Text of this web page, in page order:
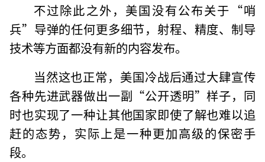
不过除此之外，美国没有公布关于“哨
兵”导弹的任何更多细节，射程、精度、制导
技术等方面都没有新的内容发布。
当然这也正常，美国冷战后通过大肆宣传
各种先进武器做出一副“公开透明”样子，同
时也实现了一种让其他国家即使了解也难以追
赶的态势，实际上是一种更加高级的保密手
段。